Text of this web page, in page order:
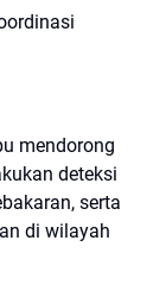
mendorong
deteksi
serta
di wilayah